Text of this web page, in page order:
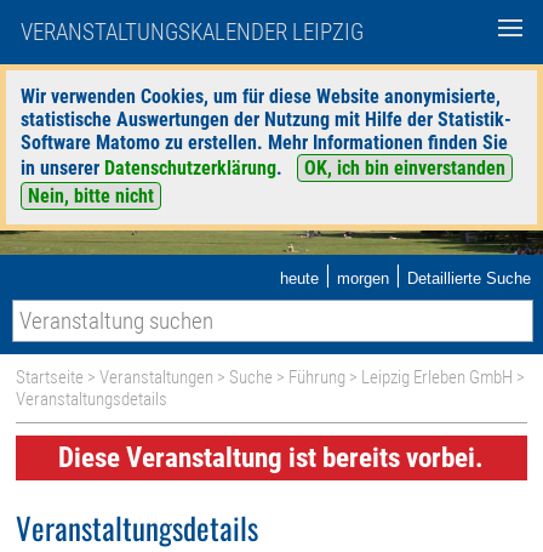
VERANSTALTUNGSKALENDER LEIPZIG
Wir verwenden Cookies, um für diese Website anonymisierte,
statistische Auswertungen der Nutzung mit Hilfe der Statistik-
Software Matomo zu erstellen. Mehr Informationen finden Sie
in unserer Datenschutzerklärung.
OK, ich bin einverstanden
Nein, bitte nicht
heute | morgen | Detaillierte Suche
Startseite >Veranstaltungen > Suche > Führung > Leipzig Erleben GmbH >
Veranstaltungsdetails
Diese Veranstaltung ist bereits vorbei.
Veranstaltungsdetails